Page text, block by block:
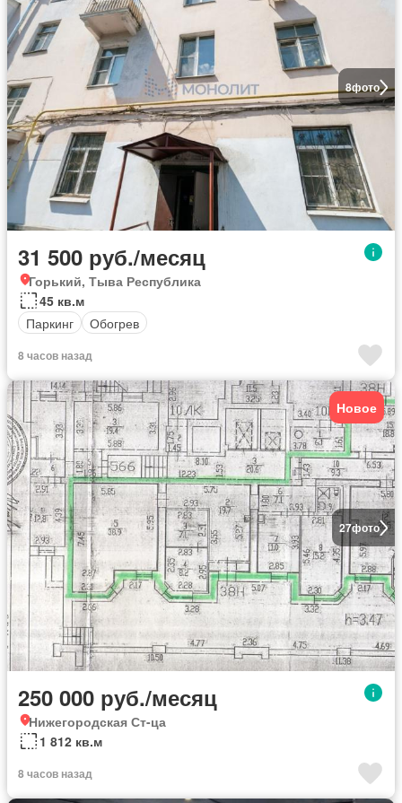
8фото
31 500 руб./месяц
Горький, Тыва Республика
45 кв.м
Паркинг
Обогрев
8 часов назад
27фото
Новое
250 000 руб./месяц
Нижегородская Ст-ца
1 812 кв.м
8 часов назад